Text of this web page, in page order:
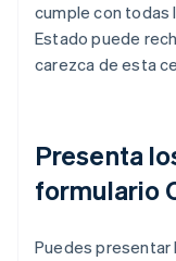
cumple con todas
Estado puede
carezca de esta
Presenta
formulario
Puedes presentar